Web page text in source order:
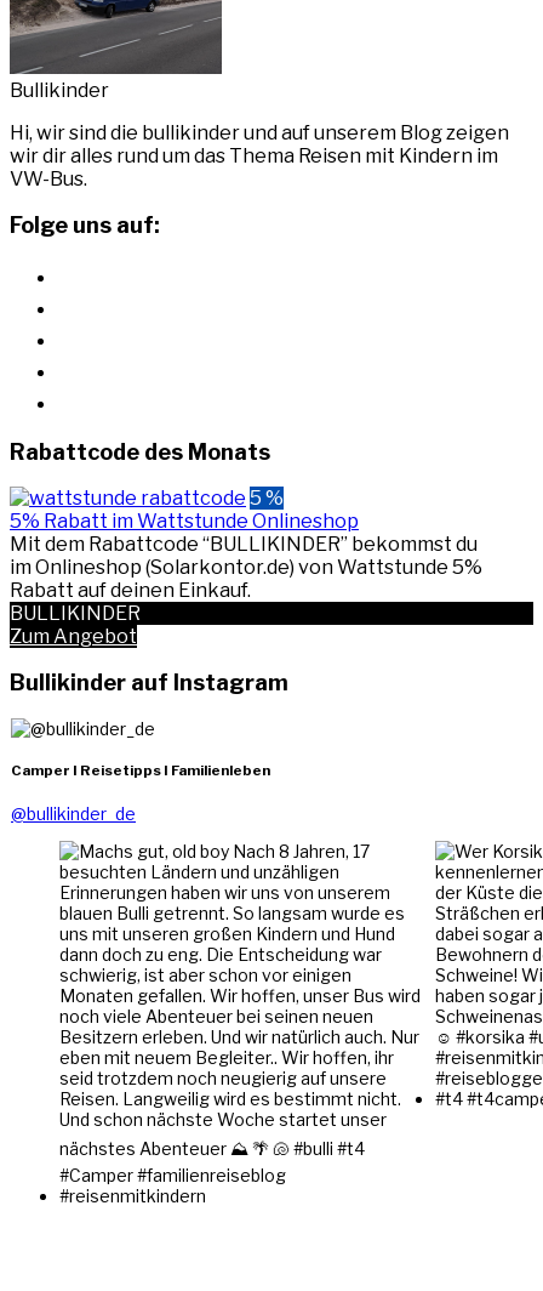
Bullikinder
Hi, wir sind die bullikinder und auf unserem Blog zeigen
wir dir alles rund um das Thema Reisen mit Kindern im
VW-Bus.
Folge uns auf:
Rabattcode des Monats
5 %
5% Rabatt im Wattstunde Onlineshop
Mit dem Rabattcode “BULLIKINDER” bekommst du
im Onlineshop (Solarkontor.de) von Wattstunde 5%
Rabatt auf deinen Einkauf.
BULLIKINDER
Zum Angebot
Bullikinder auf Instagram
Camper I Reisetipps I Familienleben
@bullikinder_de